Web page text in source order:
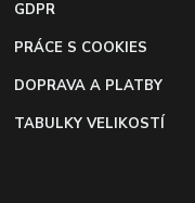
GDPR
PRÁCE S COOKIES
DOPRAVA A PLATBY
TABULKY VELIKOSTÍ